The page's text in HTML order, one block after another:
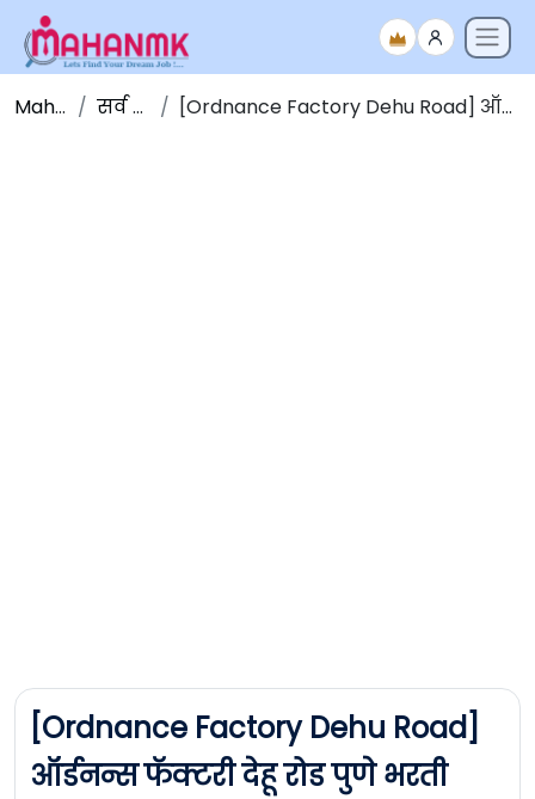
Maha NMK सर्व जाहिराती [Ordnance Factory Dehu Road] ऑर्डनन्स फॅक्टरी देहू रोड पुणे भरती 2025
[Ordnance Factory Dehu Road]
ऑर्डनन्स फॅक्टरी देहू रोड पुणे भरती